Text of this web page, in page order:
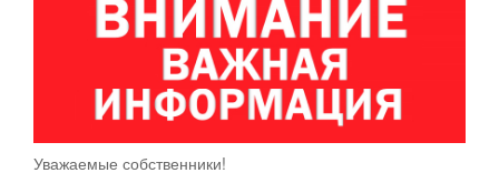
Уважаемые собственники!